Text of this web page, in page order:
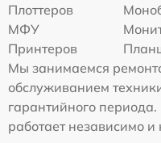
Плоттеров
МФУ
Принтеров
Мы занимаемся
обслуживанием
гарантийного
работает независимо